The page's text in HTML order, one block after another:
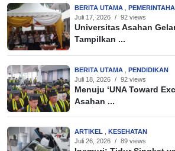
BERITA UTAMA
Juli 17, 2026 / 92 views
Universitas Asahan
Tampilkan ...
BERITA UTAMA
PENDIDIKAN
Juli 18, 2026 / 92 views
Menuju ‘UNA Toward
Asahan ...
ARTIKEL
KESEHATAN
Juli 26, 2026 / 89 views